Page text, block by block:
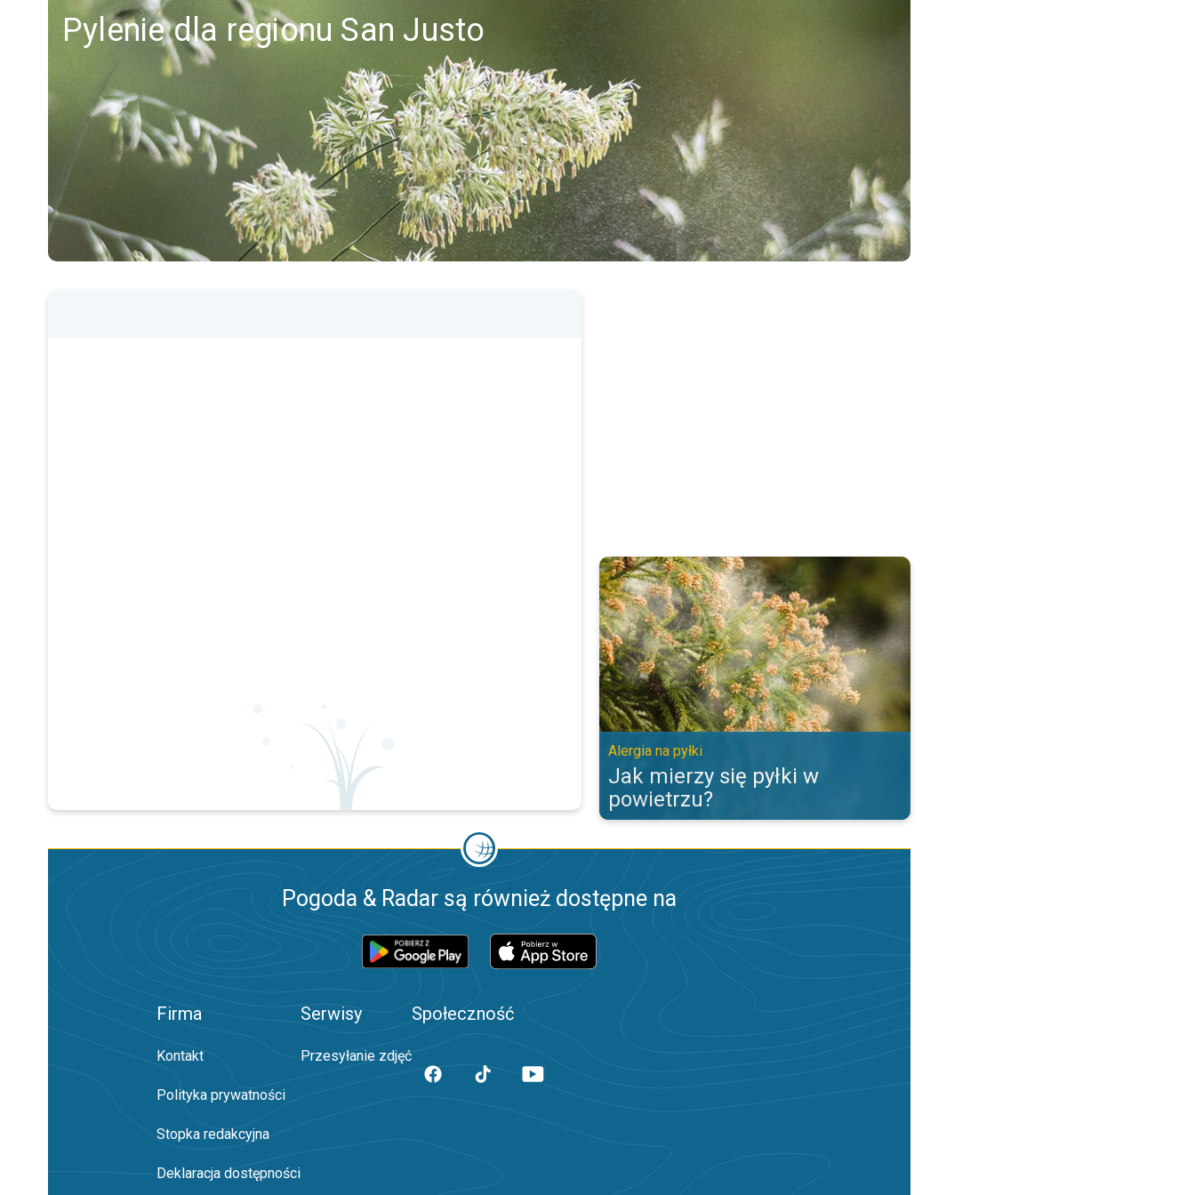
Pylenie dla regionu San Justo
Jak mierzy się pyłki w powietrzu?. Alergia na pyłki. . .
Alergia na pyłki
Jak mierzy się pyłki w
powietrzu?
Pogoda & Radar są również dostępne na
Firma
Kontakt
Polityka prywatności
Stopka redakcyjna
Deklaracja dostępności
Serwisy
Przesyłanie zdjęć
Społeczność